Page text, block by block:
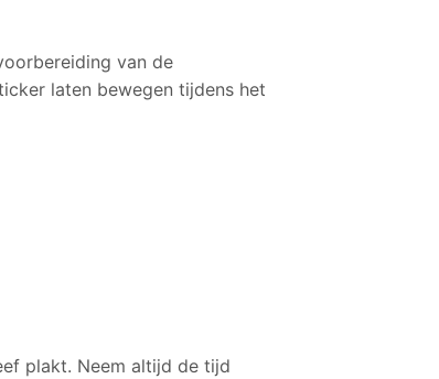
van de
laten bewegen tijdens het
plakt. Neem altijd de tijd